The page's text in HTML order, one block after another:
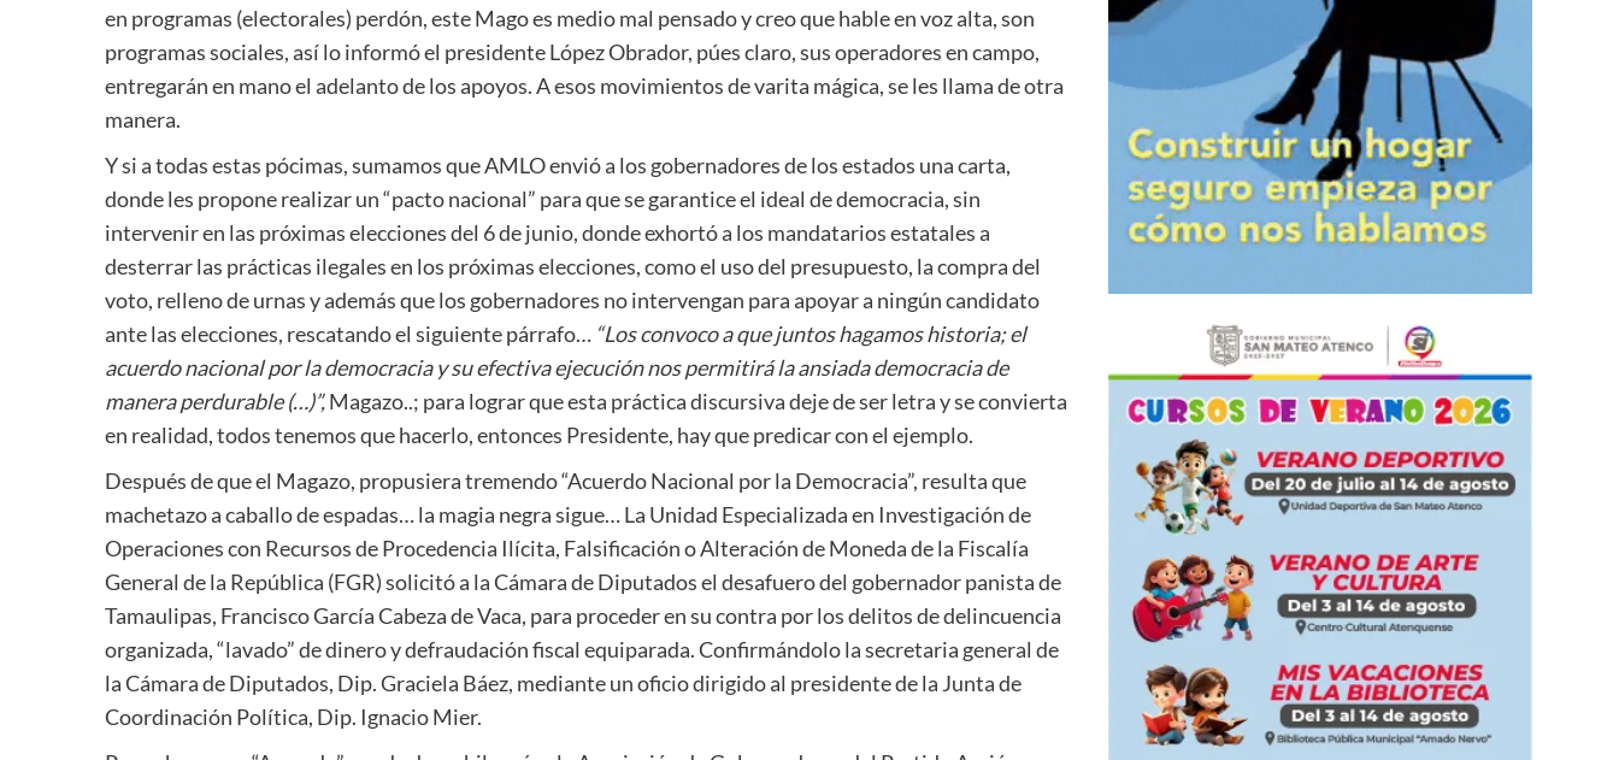
en programas (electorales) perdón, este Mago es medio mal pensado y creo que hable en voz alta, son
programas sociales, así lo informó el presidente López Obrador, púes claro, sus operadores en campo,
entregarán en mano el adelanto de los apoyos. A esos movimientos de varita mágica, se les llama de otra
manera.
Y si a todas estas pócimas, sumamos que AMLO envió a los gobernadores de los estados una carta,
donde les propone realizar un “pacto nacional” para que se garantice el ideal de democracia, sin
intervenir en las próximas elecciones del 6 de junio, donde exhortó a los mandatarios estatales a
desterrar las prácticas ilegales en los próximas elecciones, como el uso del presupuesto, la compra del
voto, relleno de urnas y además que los gobernadores no intervengan para apoyar a ningún candidato
ante las elecciones, rescatando el siguiente párrafo… “Los convoco a que juntos hagamos historia; el
acuerdo nacional por la democracia y su efectiva ejecución nos permitirá la ansiada democracia de
manera perdurable (…)”,Magazo..; para lograr que esta práctica discursiva deje de ser letra y se convierta
en realidad, todos tenemos que hacerlo, entonces Presidente, hay que predicar con el ejemplo.
Después de que el Magazo, propusiera tremendo “Acuerdo Nacional por la Democracia”, resulta que
machetazo a caballo de espadas… la magia negra sigue… La Unidad Especializada en Investigación de
Operaciones con Recursos de Procedencia Ilícita, Falsificación o Alteración de Moneda de la Fiscalía
General de la República (FGR) solicitó a la Cámara de Diputados el desafuero del gobernador panista de
Tamaulipas, Francisco García Cabeza de Vaca, para proceder en su contra por los delitos de delincuencia
organizada, “lavado” de dinero y defraudación fiscal equiparada. Confirmándolo la secretaria general de
la Cámara de Diputados, Dip. Graciela Báez, mediante un oficio dirigido al presidente de la Junta de
Coordinación Política, Dip. Ignacio Mier.